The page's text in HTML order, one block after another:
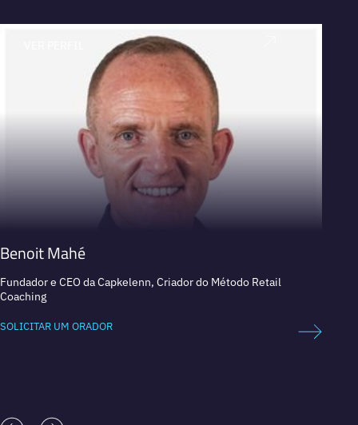
Benoit Mahé
Fundador e CEO da Capkelenn, Criador do Método Retail
Coaching
SOLICITAR UM ORADOR